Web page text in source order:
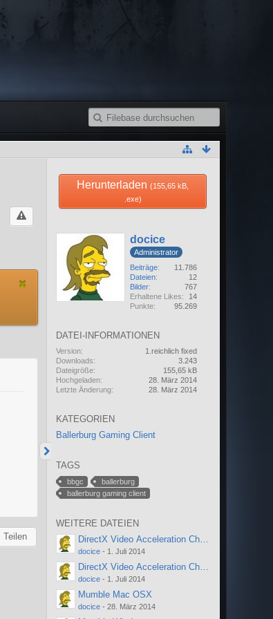
Teilen
Herunterladen(155,65 kB,
.exe)
docice
Administrator
Beiträge
11.786
Dateien
12
Bilder
767
Erhaltene Likes
14
Punkte
95.269
DATEI-INFORMATIONEN
Version
1.reichlich fixed
Downloads
3.243
Dateigröße
155,65 kB
Hochgeladen
28. März 2014
Letzte Änderung
28. März 2014
KATEGORIEN
Ballerburg Gaming Client
TAGS
bbgc
ballerburg
ballerburg gaming client
WEITERE DATEIEN
DirectX Video Acceleration Checker 64bit
docice - 1. Juli 2014
DirectX Video Acceleration Checker 32bit
docice - 1. Juli 2014
Mumble Mac OSX
docice -28. März 2014